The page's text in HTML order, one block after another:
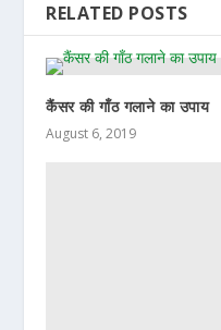
RELATED POSTS
कैंसर की गाँठ गलाने का उपाय
August 6, 2019